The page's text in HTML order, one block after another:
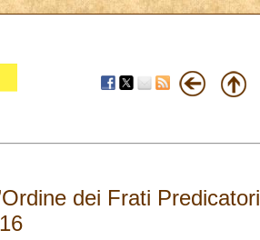
dei Frati Predicatori